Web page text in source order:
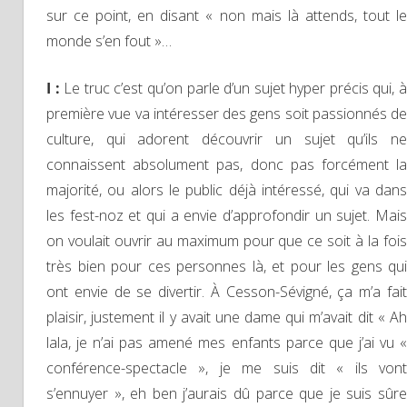
sur ce point, en disant « non mais là attends, tout le
monde s’en fout »…
I : Le truc c’est qu’on parle d’un sujet hyper précis qui, à
première vue va intéresser des gens soit passionnés de
culture, qui adorent découvrir un sujet qu’ils ne
connaissent absolument pas, donc pas forcément la
majorité, ou alors le public déjà intéressé, qui va dans
les fest-noz et qui a envie d’approfondir un sujet. Mais
on voulait ouvrir au maximum pour que ce soit à la fois
très bien pour ces personnes là, et pour les gens qui
ont envie de se divertir. À Cesson-Sévigné, ça m’a fait
plaisir, justement il y avait une dame qui m’avait dit « Ah
lala, je n’ai pas amené mes enfants parce que j’ai vu «
conférence-spectacle », je me suis dit « ils vont
s’ennuyer », eh ben j’aurais dû parce que je suis sûre